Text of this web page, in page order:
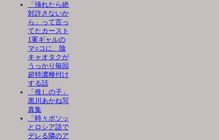
「挿れたら絶
対許さないか
ら」って言っ
てたカースト
1軍ギャルの
マ○コに、陰
キャオタクが
うっかり毎回
超特濃種付け
する話
「推しの子」
黒川あかね写
真集
「時々ボソッ
とロシア語で
デレる隣のア